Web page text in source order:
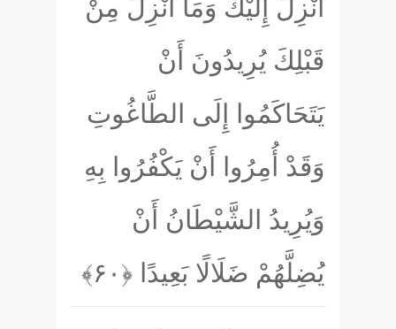
أُنْزِلَ إِلَيْكَ وَمَا أُنْزِلَ مِنْ
قَبْلِكَ يُرِيدُونَ أَنْ
يَتَحَاكَمُوا إِلَى الطَّاغُوتِ
وَقَدْ أُمِرُوا أَنْ يَكْفُرُوا بِهِ
وَيُرِيدُ الشَّيْطَانُ أَنْ
يُضِلَّهُمْ ضَلَالًا بَعِيدًا ﴿۶۰﴾